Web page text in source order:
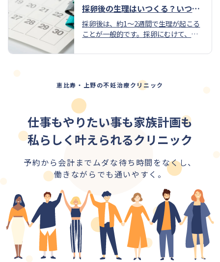
採卵後の生理はいつくる？いつも
と違う生理の原因を解説
採卵後は、約1〜2週間で生理が起こる
ことが一般的です。採卵にむけて、た
多くのホルモン剤を使用するため、ホ
恵比寿・上野の不妊治療クリニック
仕事もやりたい事も家族計画も
私らしく叶えられるクリニック
予約から会計までムダな待ち時間をなくし、
働きながらでも通いやすく。